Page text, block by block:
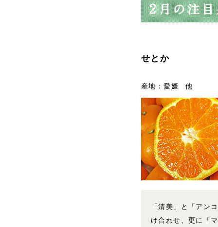
せとか
産地：愛媛 他
「清美」と「アン
け合わせ、更に「